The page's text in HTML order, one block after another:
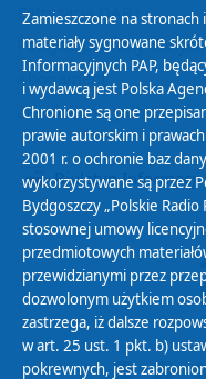
Cyfryzacja DAB+
Polityka ochrony
Abonament
Zamówienia publiczne
Biuletyn Informacji
Zamieszczone na
materiały sygnowane
Informacyjnych PAP,
i wydawcą jest Polska
Chronione są one
prawie autorskim i
2001 r. o ochronie baz
wykorzystywane są przez
Bydgoszczy „Polskie
stosownej umowy
przedmiotowych
przewidzianymi przez
dozwolonym użytkiem
zastrzega, iż dalsze
w art. 25 ust. 1 pkt. b)
pokrewnych, jest